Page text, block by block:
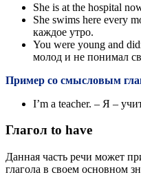
She is at the hospital
She swims here every
каждое утро.
You were young and
молод и не понимал
Пример со смысловым
I’m a teacher. – Я –
Глагол to have
Данная часть речи может
глагола в своем основном